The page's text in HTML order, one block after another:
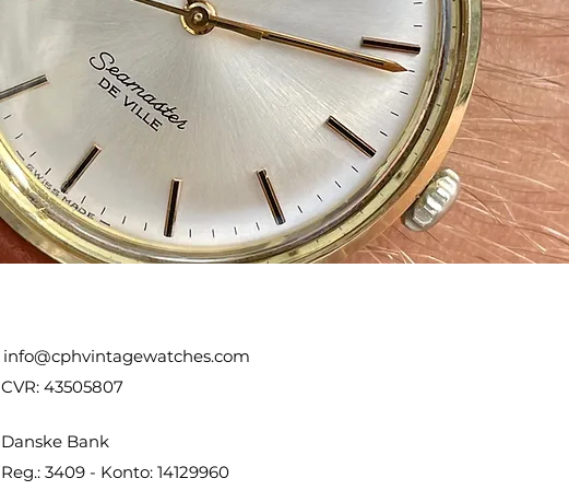
info@cphvintagewatches.com
CVR: 43505807
Danske Bank
Reg.: 3409 - Konto: 14129960